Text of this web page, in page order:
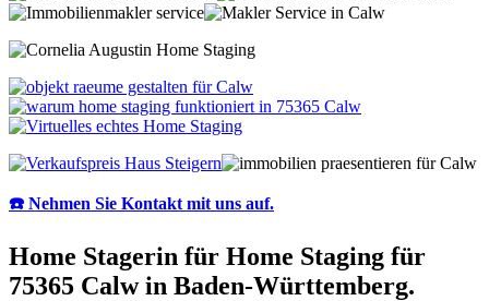
☎️ Nehmen Sie Kontakt mit uns auf.
Home Stagerin für Home Staging für
75365 Calw in Baden-Württemberg.